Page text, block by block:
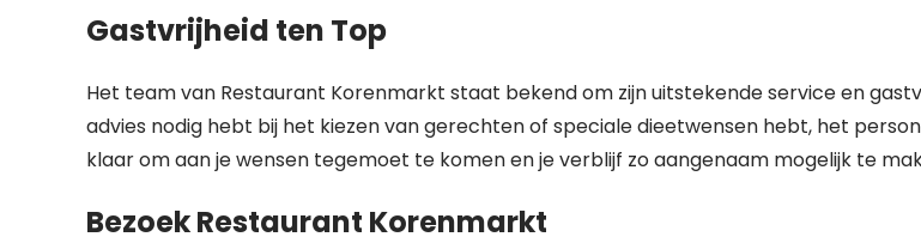
Gastvrijheid ten Top
Het team van Restaurant Korenmarkt staat bekend om zijn uitstekende service en
advies nodig hebt bij het kiezen van gerechten of speciale dieetwensen hebt, het
klaar om aan je wensen tegemoet te komen en je verblijf zo aangenaam mogelijk te
Bezoek Restaurant Korenmarkt